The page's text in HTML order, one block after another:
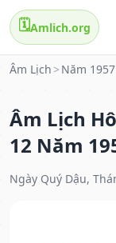
🗓️Amlich.org
Âm Lịch > Năm 1957
Âm Lịch
12 Năm
Ngày Quý Dậu,